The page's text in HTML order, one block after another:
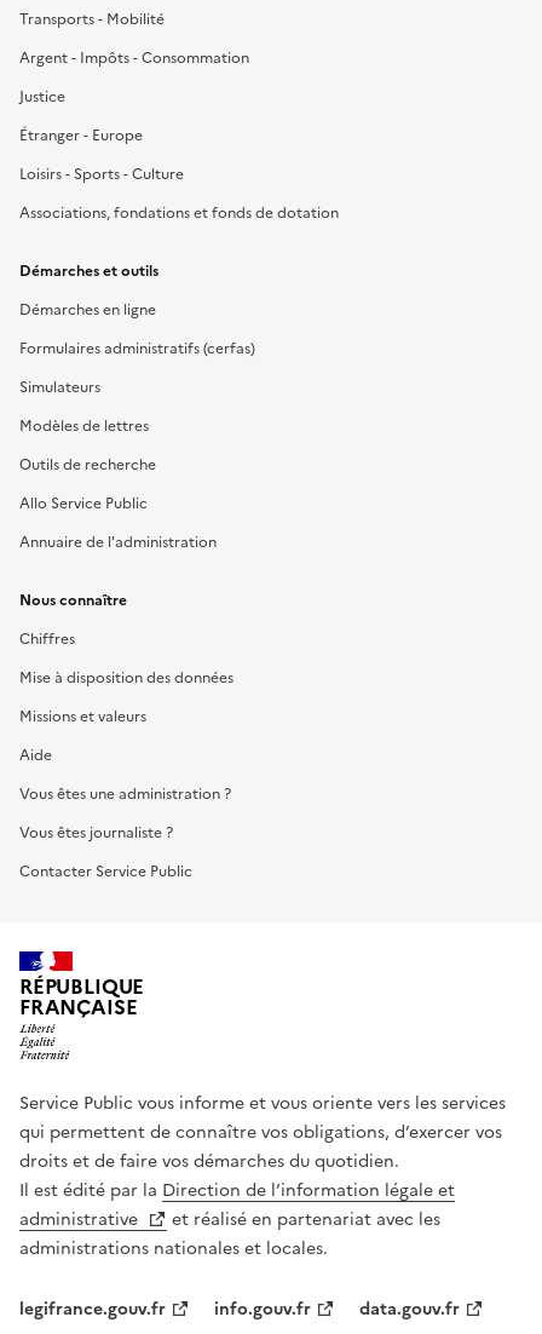
Transports - Mobilité
Argent - Impôts - Consommation
Justice
Étranger - Europe
Loisirs - Sports - Culture
Associations, fondations et fonds de dotation
Démarches et outils
Démarches en ligne
Formulaires administratifs (cerfas)
Simulateurs
Modèles de lettres
Outils de recherche
Allo Service Public
Annuaire de l'administration
Nous connaître
Chiffres
Mise à disposition des données
Missions et valeurs
Aide
Vous êtes une administration ?
Vous êtes journaliste ?
Contacter Service Public
RÉPUBLIQUE
FRANÇAISE
Service Public vous informe et vous oriente vers les services
qui permettent de connaître vos obligations, d’exercer vos
droits et de faire vos démarches du quotidien.
Il est édité par la Direction de l’information légale et
administrative
et réalisé en partenariat avec les
administrations nationales et locales.
legifrance.gouv.fr info.gouv.fr data.gouv.fr